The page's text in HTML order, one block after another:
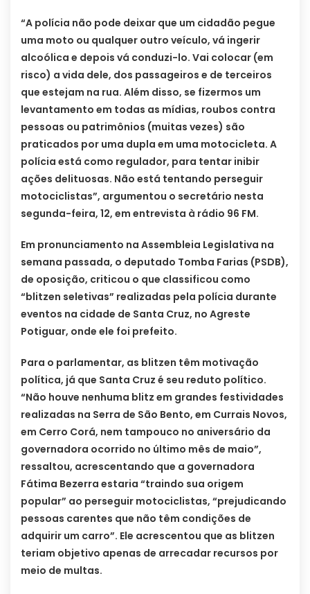
“A polícia não pode deixar que um cidadão pegue
uma moto ou qualquer outro veículo, vá ingerir
alcoólica e depois vá conduzi-lo. Vai colocar (em
risco) a vida dele, dos passageiros e de terceiros
que estejam na rua. Além disso, se fizermos um
levantamento em todas as mídias, roubos contra
pessoas ou patrimônios (muitas vezes) são
praticados por uma dupla em uma motocicleta. A
polícia está como regulador, para tentar inibir
ações delituosas. Não está tentando perseguir
motociclistas”, argumentou o secretário nesta
segunda-feira, 12, em entrevista à rádio 96 FM.
Em pronunciamento na Assembleia Legislativa na
semana passada, o deputado Tomba Farias (PSDB),
de oposição, criticou o que classificou como
“blitzen seletivas” realizadas pela polícia durante
eventos na cidade de Santa Cruz, no Agreste
Potiguar, onde ele foi prefeito.
Para o parlamentar, as blitzen têm motivação
política, já que Santa Cruz é seu reduto político.
“Não houve nenhuma blitz em grandes festividades
realizadas na Serra de São Bento, em Currais Novos,
em Cerro Corá, nem tampouco no aniversário da
governadora ocorrido no último mês de maio”,
ressaltou, acrescentando que a governadora
Fátima Bezerra estaria “traindo sua origem
popular” ao perseguir motociclistas, “prejudicando
pessoas carentes que não têm condições de
adquirir um carro”. Ele acrescentou que as blitzen
teriam objetivo apenas de arrecadar recursos por
meio de multas.